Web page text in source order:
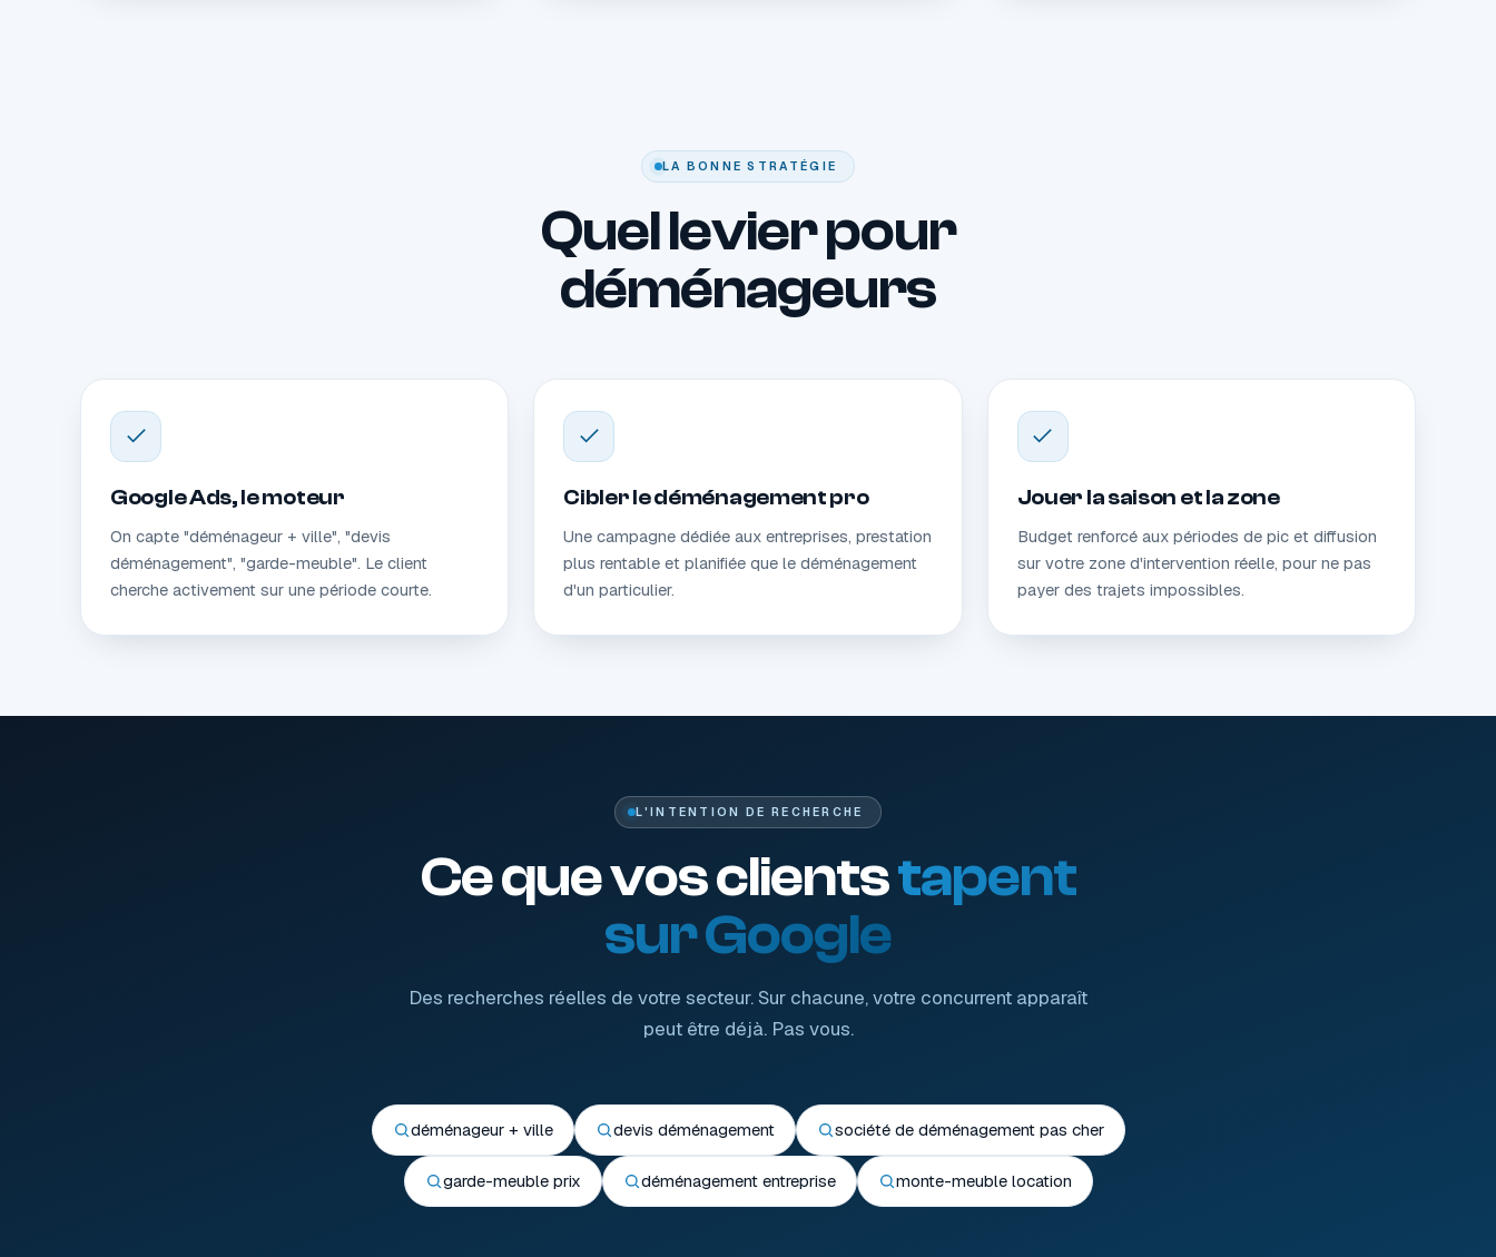
LA BONNE STRATÉGIE
Quel levier pour
déménageurs
Google Ads, le moteur
On capte "déménageur + ville", "devis
déménagement", "garde-meuble". Le client
cherche activement sur une période courte.
Cibler le déménagement pro
Une campagne dédiée aux entreprises, prestation
plus rentable et planifiée que le déménagement
d'un particulier.
Jouer la saison et la zone
Budget renforcé aux périodes de pic et diffusion
sur votre zone d'intervention réelle, pour ne pas
payer des trajets impossibles.
L'INTENTION DE RECHERCHE
Ce que vos clientstapent
sur Google
Des recherches réelles de votre secteur. Sur chacune, votre concurrent apparaît
peut être déjà. Pas vous.
déménageur + ville devis déménagement société de déménagement pas cher
garde-meuble prix déménagement entreprise monte-meuble location